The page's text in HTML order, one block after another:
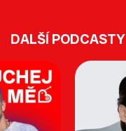
DALŠÍ PODCASTY